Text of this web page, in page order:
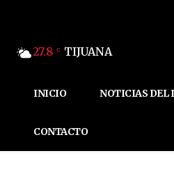
27.8 C TIJUANA
INICIO NOTICIAS DEL
CONTACTO